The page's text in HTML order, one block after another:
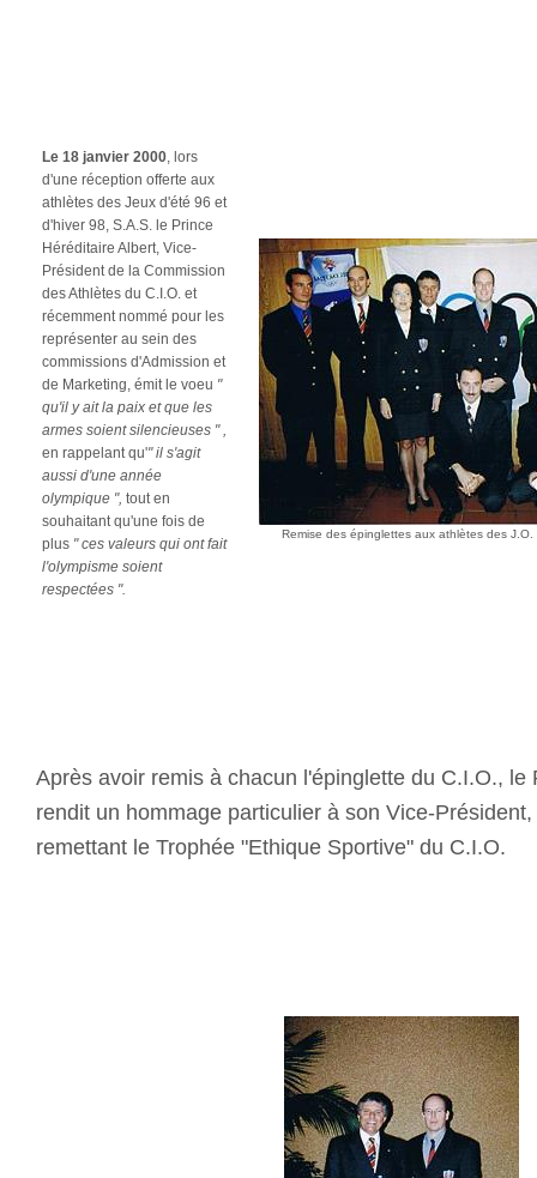
Le 18 janvier 2000, lors
d'une réception offerte aux
athlètes des Jeux d'été 96 et
d'hiver 98, S.A.S. le Prince
Héréditaire Albert, Vice-
Président de la Commission
des Athlètes du C.I.O. et
récemment nommé pour les
représenter au sein des
commissions d'Admission et
de Marketing, émit le voeu "
qu'il y ait la paix et que les
armes soient silencieuses " ,
en rappelant qu'" il s'agit
aussi d'une année
olympique ", tout en
souhaitant qu'une fois de
plus " ces valeurs qui ont fait
l'olympisme soient
respectées ".
Remise des épinglettes aux athlètes des
Après avoir remis à chacun l'épinglette du C.I.O., le
rendit un hommage particulier à son Vice-
remettant le Trophée "Ethique Sportive" du C.I.O.